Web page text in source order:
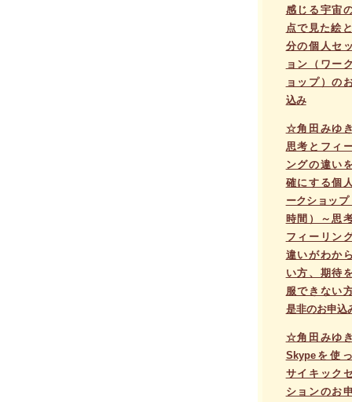
感じる宇宙
点で見た絵
分の個人セ
ョン（ワー
ョップ）の
込み
☆角田みゆ
思考とフィ
ングの違い
確にする個
ークショップ
時間）～思
フィーリン
違いがわか
い方、期待
服できない
是非のお申込
☆角田みゆ
Skypeを使
サイキック
ションのお